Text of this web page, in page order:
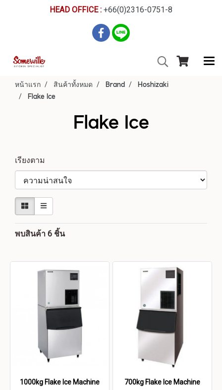
HEAD OFFICE : +66(0)2316-0751-8
หน้าแรก สินค้าทั้งหมด Brand
Hoshizaki
Flake Ice
Flake Ice
เรียงตาม
พบสินค้า 6 ชิ้น
1000kg Flake Ice Machine
700kg Flake Ice Machine